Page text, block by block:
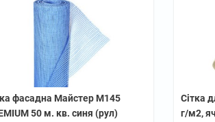
фасадна Майстер М145
50 м. кв. синя (рул)
Сітка
г/м2,